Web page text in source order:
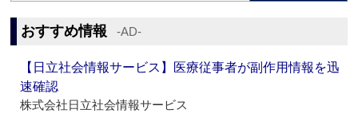
おすすめ情報 ‐AD‐
【日立社会情報サービス】医療従事者が副作用情報を迅
速確認
株式会社日立社会情報サービス